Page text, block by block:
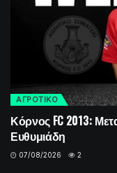
ΑΓΡΟΤΙΚΟ
Κόρνος FC 2013:
Ευθυμιάδη
07/08/2026 2